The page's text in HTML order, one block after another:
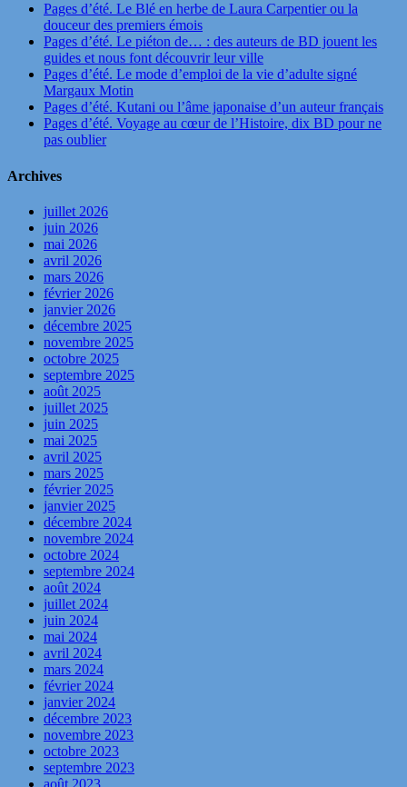
Pages d’été. Le Blé en herbe de Laura Carpentier ou la
douceur des premiers émois
Pages d’été. Le piéton de… : des auteurs de BD jouent les
guides et nous font découvrir leur ville
Pages d’été. Le mode d’emploi de la vie d’adulte signé
Margaux Motin
Pages d’été. Kutani ou l’âme japonaise d’un auteur français
Pages d’été. Voyage au cœur de l’Histoire, dix BD pour ne
pas oublier
Archives
juillet 2026
juin 2026
mai 2026
avril 2026
mars 2026
février 2026
janvier 2026
décembre 2025
novembre 2025
octobre 2025
septembre 2025
août 2025
juillet 2025
juin 2025
mai 2025
avril 2025
mars 2025
février 2025
janvier 2025
décembre 2024
novembre 2024
octobre 2024
septembre 2024
août 2024
juillet 2024
juin 2024
mai 2024
avril 2024
mars 2024
février 2024
janvier 2024
décembre 2023
novembre 2023
octobre 2023
septembre 2023
août 2023